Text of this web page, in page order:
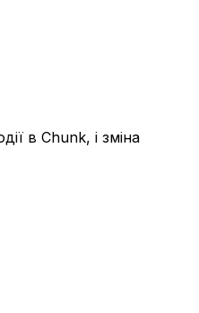
в Chunk, і зміна